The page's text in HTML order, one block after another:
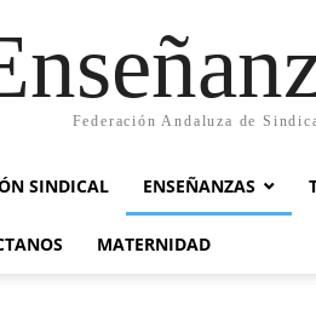
Federación Andaluza de
SINDICAL ENSEÑANZAS
MATERNIDAD